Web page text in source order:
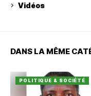
Vidéos
DANS LA MÊME
POLITIQUE & SOCIÉTÉ